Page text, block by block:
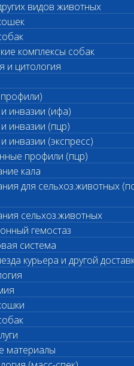
видов животных
комплексы собак
и цитология
инвазии (ифа)
инвазии (пцр)
инвазии (экспресс)
профили (пцр)
кала
для сельхоз.животных
сельхоз.животных
гемостаз
система
курьера и другой
материалы
производственный
архитектурой,
доступом,
коммуникации и
лаборатории
службе по
по ГОСТ
испытательного
и национальным
высокое качество
по
процедурам
три независимые
одинаково
проводимых
различных